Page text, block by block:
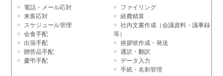
電話・メール応対
来客応対
スケジュール管理
会食手配
出張手配
贈答品手配
慶弔手配
ファイリング
経費精算
社内文書作成（会議資料・議事録
等）
挨拶状作成・発送
通訳・翻訳
データ入力
手紙・名刺管理